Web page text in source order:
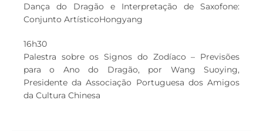
Dança do Dragão e Interpretação de Saxofone:
Conjunto ArtísticoHongyang
16h30
Palestra sobre os Signos do Zodíaco – Previsões
para o Ano do Dragão, por Wang Suoying,
Presidente da Associação Portuguesa dos Amigos
da Cultura Chinesa